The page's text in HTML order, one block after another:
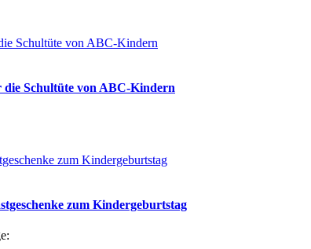
die Schultüte von ABC-Kindern
zum Kindergeburtstag